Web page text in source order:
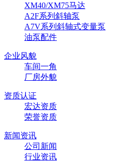
XM40/XM75马达
A2F系列斜轴泵
A7V系列斜轴式变量泵
油泵配件
企业风貌
车间一角
厂房外貌
资质认证
宏达资质
荣誉资质
新闻资讯
公司新闻
行业资讯